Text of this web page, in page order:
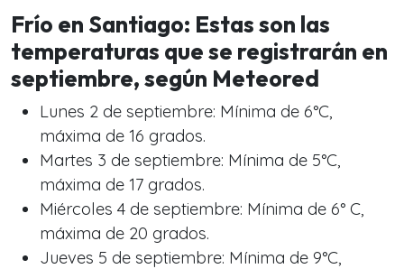
Frío en Santiago: Estas son las
temperaturas que se registrarán en
septiembre, según Meteored
Lunes 2 de septiembre: Mínima de 6°C,
máxima de 16 grados.
Martes 3 de septiembre: Mínima de 5°C,
máxima de 17 grados.
Miércoles 4 de septiembre: Mínima de 6° C,
máxima de 20 grados.
Jueves 5 de septiembre: Mínima de 9°C,